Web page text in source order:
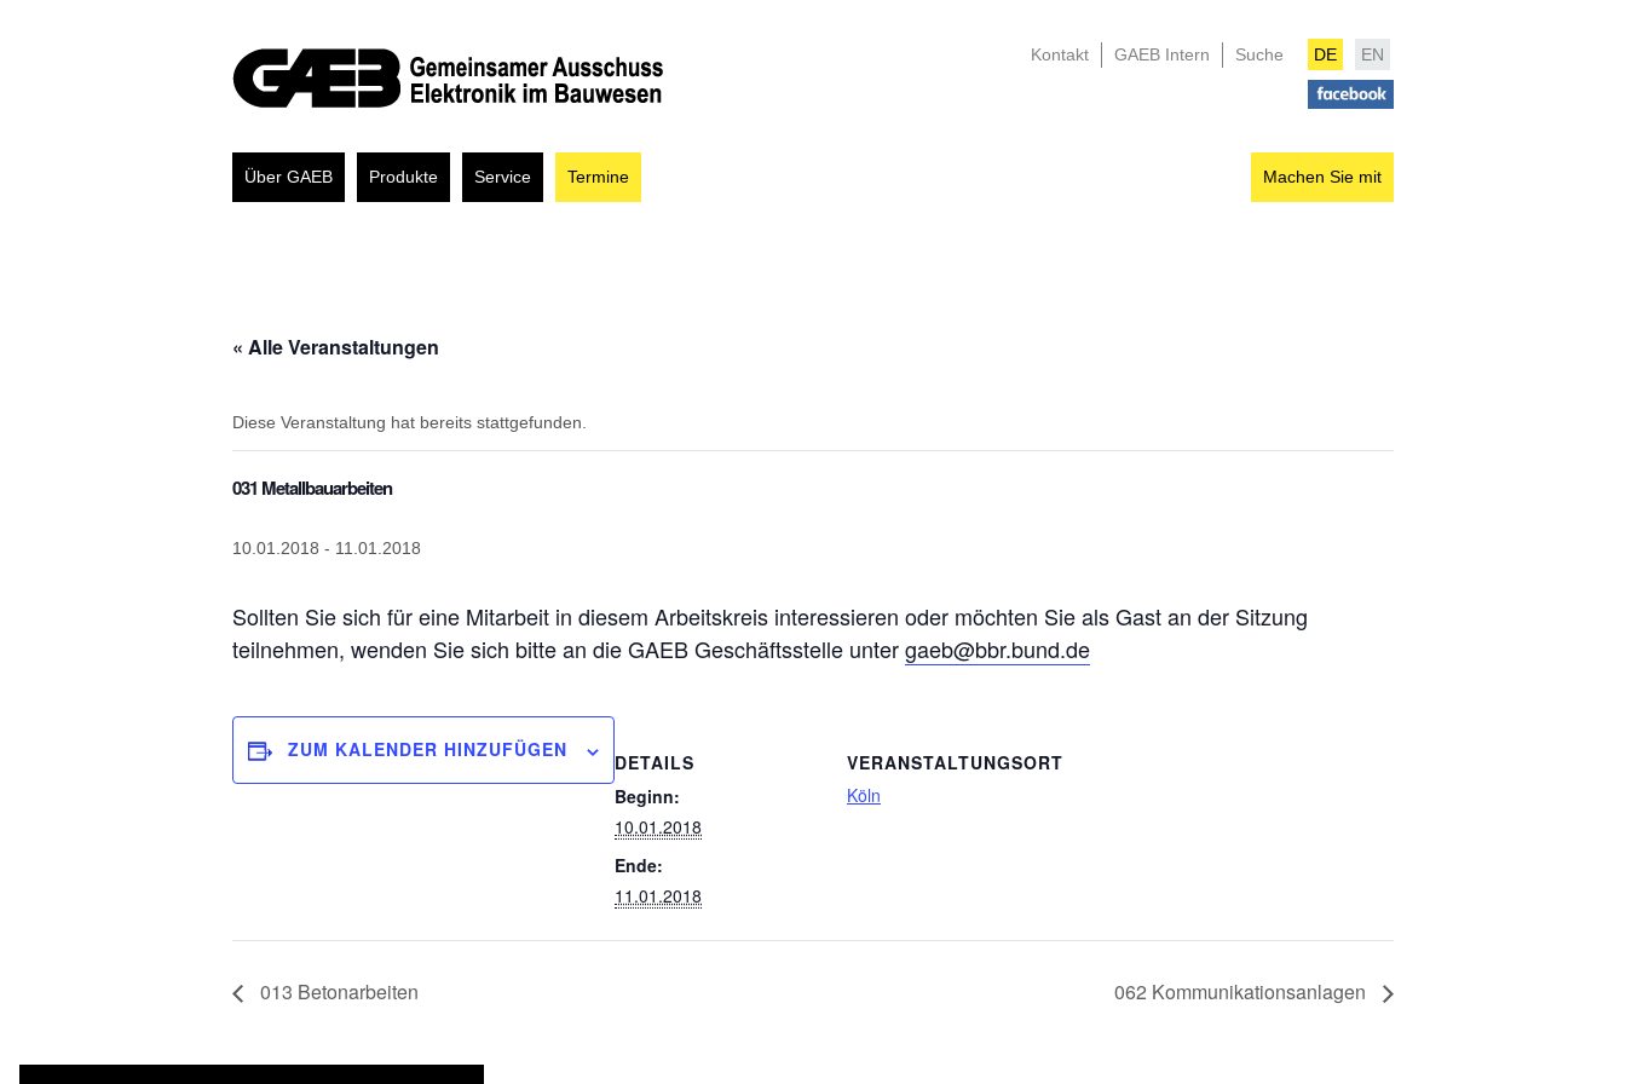
Kontakt GAEB Intern Suche DE EN
Über GAEB Produkte Service Termine Machen Sie mit
« Alle Veranstaltungen
Diese Veranstaltung hat bereits stattgefunden.
031 Metallbauarbeiten
10.01.2018 - 11.01.2018
Sollten Sie sich für eine Mitarbeit in diesem Arbeitskreis interessieren oder möchten Sie als Gast an der Sitzung
teilnehmen, wenden Sie sich bitte an die GAEB Geschäftsstelle untergaeb@bbr.bund.de
ZUM KALENDER HINZUFÜGEN
DETAILS
Beginn:
10.01.2018
Ende:
11.01.2018
VERANSTALTUNGSORT
Köln
013 Betonarbeiten 062 Kommunikationsanlagen